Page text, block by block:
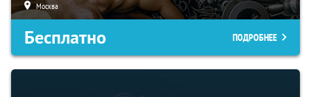
Москва
Бесплатно ПОДРОБНЕЕ